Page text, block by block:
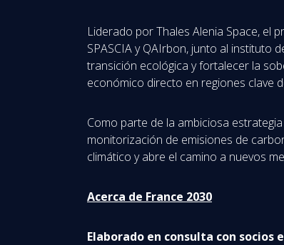
Liderado por Thales Alenia Space, el
SPASCIA y QAIrbon, junto al instituto
transición ecológica y fortalecer la
económico directo en regiones clave
Como parte de la ambiciosa
monitorización de emisiones de
climático y abre el camino a nuevos
Acerca de France 2030
Elaborado en consulta con socios